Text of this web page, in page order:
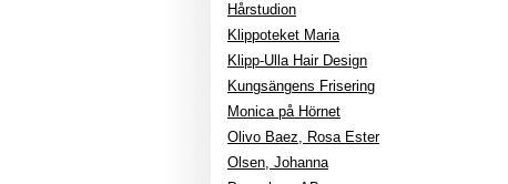
Hårstudion
Klippoteket Maria
Klipp-Ulla Hair Design
Kungsängens Frisering
Monica på Hörnet
Olivo Baez, Rosa Ester
Olsen, Johanna